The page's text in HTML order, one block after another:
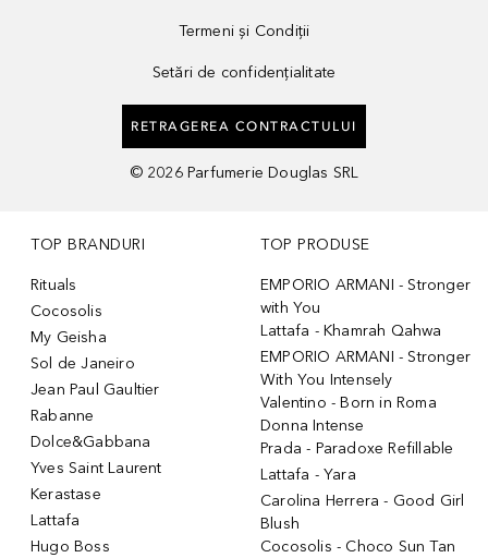
Termeni și Condiții
Setări de confidențialitate
RETRAGEREA CONTRACTULUI
© 2026 Parfumerie Douglas SRL
TOP BRANDURI
Rituals
Cocosolis
My Geisha
Sol de Janeiro
Jean Paul Gaultier
Rabanne
Dolce&Gabbana
Yves Saint Laurent
Kerastase
Lattafa
Hugo Boss
TOP PRODUSE
EMPORIO ARMANI - Stronger
with You
Lattafa - Khamrah Qahwa
EMPORIO ARMANI - Stronger
With You Intensely
Valentino - Born in Roma
Donna Intense
Prada - Paradoxe Refillable
Lattafa - Yara
Carolina Herrera - Good Girl
Blush
Cocosolis - Choco Sun Tan